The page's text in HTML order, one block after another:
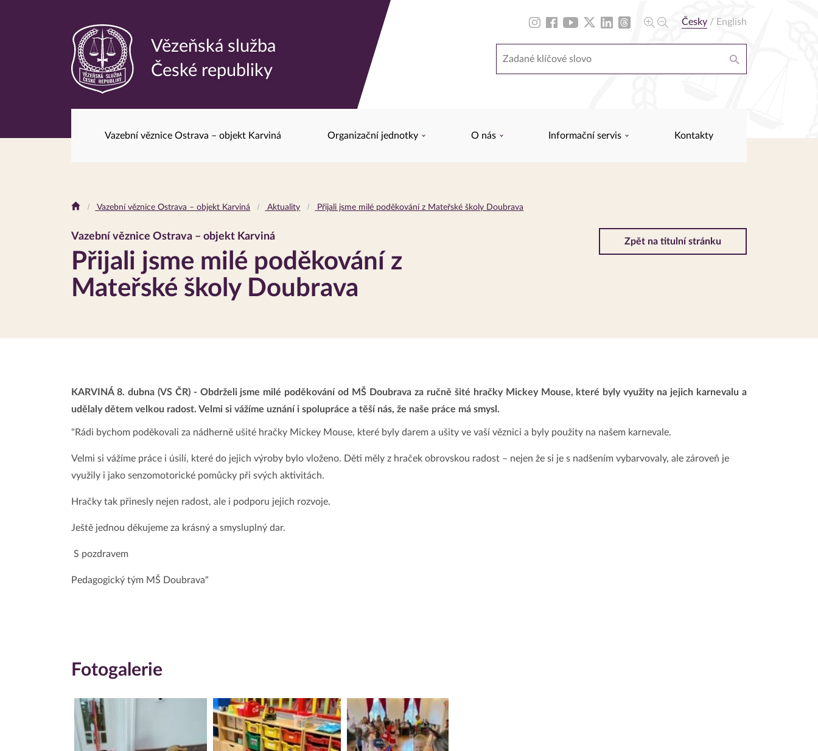
Česky / English
Odkaz
na
Vězeňská služba
České republiky
Vazební věznice Ostrava – objekt Karviná Organizační jednotky O nás Informační servis Kontakty
Drobečková
Vazební věznice Ostrava – objekt Karviná Aktuality Přijali jsme milé poděkování z Mateřské školy Doubrava
Vazební věznice Ostrava – objekt Karviná
Přijali jsme milé poděkování z
Mateřské školy Doubrava
Zpět na titulní stránku
KARVINÁ 8. dubna (VS ČR) - Obdrželi jsme milé poděkování od MŠ Doubrava za ručně šité hračky Mickey Mouse, které byly využity na jejich karnevalu a
udělaly dětem velkou radost. Velmi si vážíme uznání i spolupráce a těší nás, že naše práce má smysl.
"Rádi bychom poděkovali za nádherně ušité hračky Mickey Mouse, které byly darem a ušity ve vaší věznici a byly použity na našem karnevale.
Velmi si vážíme práce i úsilí, které do jejich výroby bylo vloženo. Děti měly z hraček obrovskou radost – nejen že si je s nadšením vybarvovaly, ale zároveň je
využily i jako senzomotorické pomůcky při svých aktivitách.
Hračky tak přinesly nejen radost, ale i podporu jejich rozvoje.
Ještě jednou děkujeme za krásný a smysluplný dar.
S pozdravem
Pedagogický tým MŠ Doubrava"
Fotogalerie